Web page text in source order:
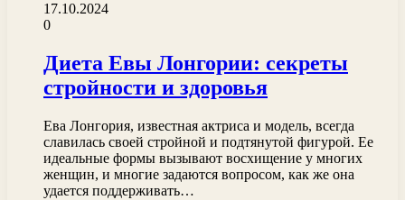
17.10.2024
0
Диета Евы Лонгории: секреты
стройности и здоровья
Ева Лонгория, известная актриса и модель, всегда
славилась своей стройной и подтянутой фигурой. Ее
идеальные формы вызывают восхищение у многих
женщин, и многие задаются вопросом, как же она
удается поддерживать…